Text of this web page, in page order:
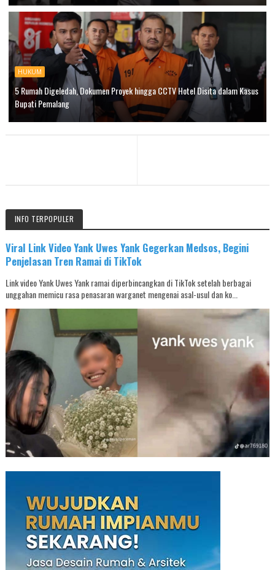
HUKUM
5 Rumah Digeledah, Dokumen Proyek hingga CCTV Hotel Disita dalam Kasus
Bupati Pemalang
INFO TERPOPULER
Viral Link Video Yank Uwes Yank Gegerkan Medsos, Begini
Penjelasan Tren Ramai di TikTok
Link video Yank Uwes Yank ramai diperbincangkan di TikTok setelah berbagai
unggahan memicu rasa penasaran warganet mengenai asal-usul dan ko...